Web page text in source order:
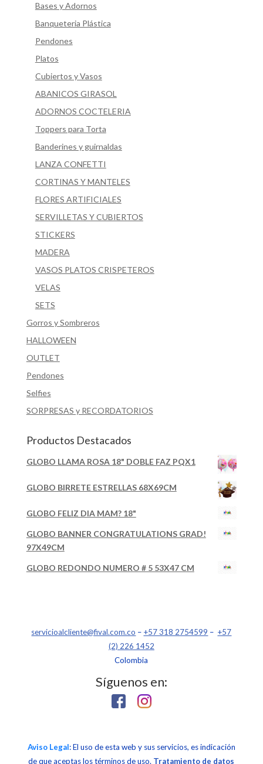
Bases y Adornos
Banqueteria Plástica
Pendones
Platos
Cubiertos y Vasos
ABANICOS GIRASOL
ADORNOS COCTELERIA
Toppers para Torta
Banderines y guirnaldas
LANZA CONFETTI
CORTINAS Y MANTELES
FLORES ARTIFICIALES
SERVILLETAS Y CUBIERTOS
STICKERS
MADERA
VASOS PLATOS CRISPETEROS
VELAS
SETS
Gorros y Sombreros
HALLOWEEN
OUTLET
Pendones
Selfies
SORPRESAS y RECORDATORIOS
Productos Destacados
GLOBO LLAMA ROSA 18" DOBLE FAZ PQX1
GLOBO BIRRETE ESTRELLAS 68X69CM
GLOBO FELIZ DIA MAM? 18"
GLOBO BANNER CONGRATULATIONS GRAD!
97X49CM
GLOBO REDONDO NUMERO # 5 53X47 CM
servicioalcliente@fival.com.co – +57 318 2754599 – +57
(2) 226 1452
Colombia
Síguenos en:
Aviso Legal: El uso de esta web y sus servicios, es indicación
de que aceptas los términos de uso. Tratamiento de datos